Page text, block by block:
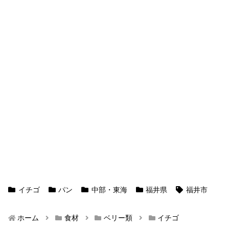
イチゴ パン 中部・東海 福井県 福井市
ホーム 食材 ベリー類 イチゴ